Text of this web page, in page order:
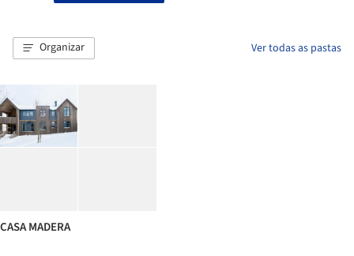
Organizar Ver todas as pastas
CASA MADERA